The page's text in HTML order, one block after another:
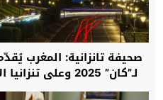
صحيفة تانزانية: المغرب
لـ”كان” 2025
التحضير من الآن